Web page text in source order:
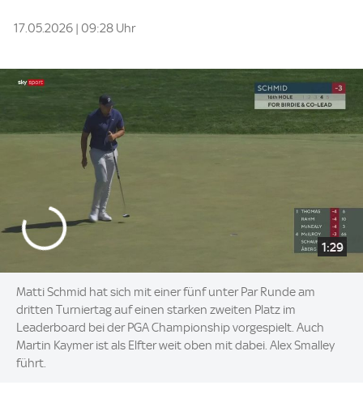
17.05.2026 | 09:28 Uhr
1:29
Matti Schmid hat sich mit einer fünf unter Par Runde am
dritten Turniertag auf einen starken zweiten Platz im
Leaderboard bei der PGA Championship vorgespielt. Auch
Martin Kaymer ist als Elfter weit oben mit dabei. Alex Smalley
führt.